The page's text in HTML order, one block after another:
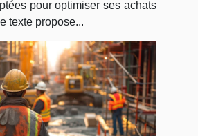
pour optimiser ses achats
texte propose...